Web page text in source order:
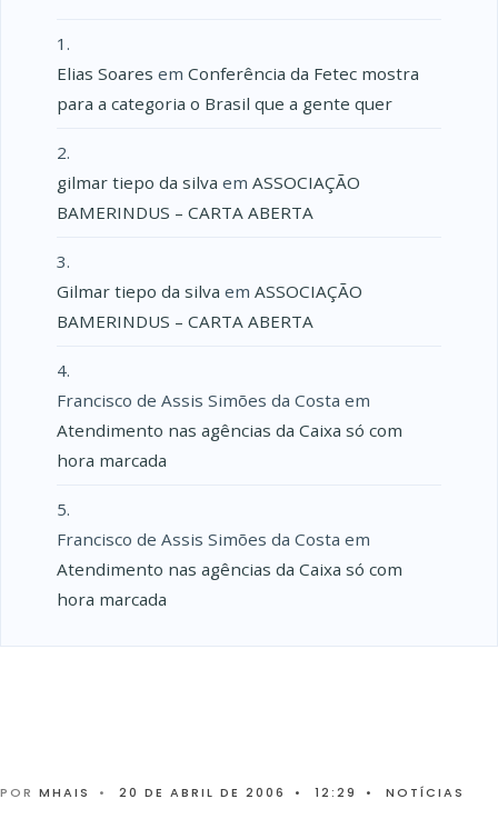
Elias Soares em Conferência da Fetec mostra
para a categoria o Brasil que a gente quer
gilmar tiepo da silva em ASSOCIAÇÃO
BAMERINDUS – CARTA ABERTA
Gilmar tiepo da silva em ASSOCIAÇÃO
BAMERINDUS – CARTA ABERTA
Francisco de Assis Simões da Costa em
Atendimento nas agências da Caixa só com
hora marcada
Francisco de Assis Simões da Costa em
Atendimento nas agências da Caixa só com
hora marcada
POR MHAIS • 20 DE ABRIL DE 2006 • 12:29 • NOTÍCIAS